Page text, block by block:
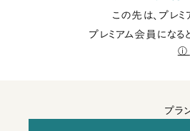
この先は、プレ
プレミアム会員になる
プラ